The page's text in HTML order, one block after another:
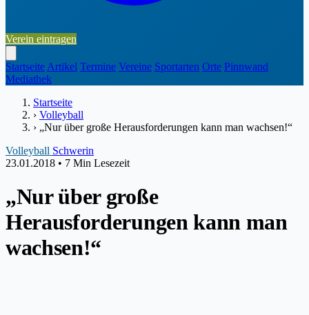
Verein eintragen
Startseite Artikel Termine Vereine Sportarten Orte Pinnwand
Mediathek
Startseite
› Volleyball
› „Nur über große Herausforderungen kann man wachsen!“
Volleyball Schwerin
23.01.2018 • 7 Min Lesezeit
„Nur über große
Herausforderungen kann man
wachsen!“